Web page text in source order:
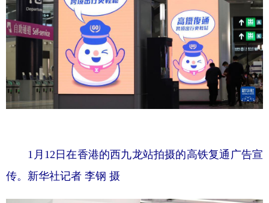
1月12日在香港的西九龙站拍摄的高铁复通广告宣
传。新华社记者 李钢 摄